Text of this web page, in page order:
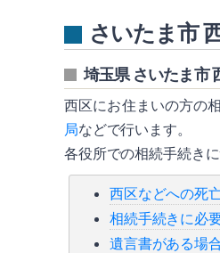
さいたま市
埼玉県 さいたま市
西区にお住まいの方の
局などで行います。
各役所での相続手続き
西区などへの死
相続手続きに必
遺言書がある場